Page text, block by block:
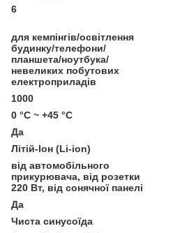
6
для кемпінгів/освітлення
будинку/телефони/
планшета/ноутбука/
невеликих побутових
електроприладів
1000
0 °C ~ +45 °C
Да
Літій-Іон (Li-ion)
від автомобільного
прикурювача, від розетки
220 Вт, від сонячної панелі
Да
Чиста синусоїда